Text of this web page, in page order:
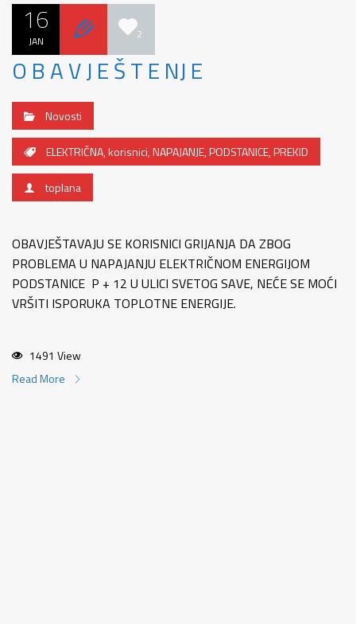
16
JAN 2
O B A V J E Š T E NJ E
Novosti
ELEKTRIČNA,korisnici,NAPAJANJE,PODSTANICE,PREKID
toplana
OBAVJEŠTAVAJU SE KORISNICI GRIJANJA DA ZBOG
PROBLEMA U NAPAJANJU ELEKTRIČNOM ENERGIJOM
PODSTANICE P + 12 U ULICI SVETOG SAVE, NEĆE SE MOĆI
VRŠITI ISPORUKA TOPLOTNE ENERGIJE.
1491 View
Read More